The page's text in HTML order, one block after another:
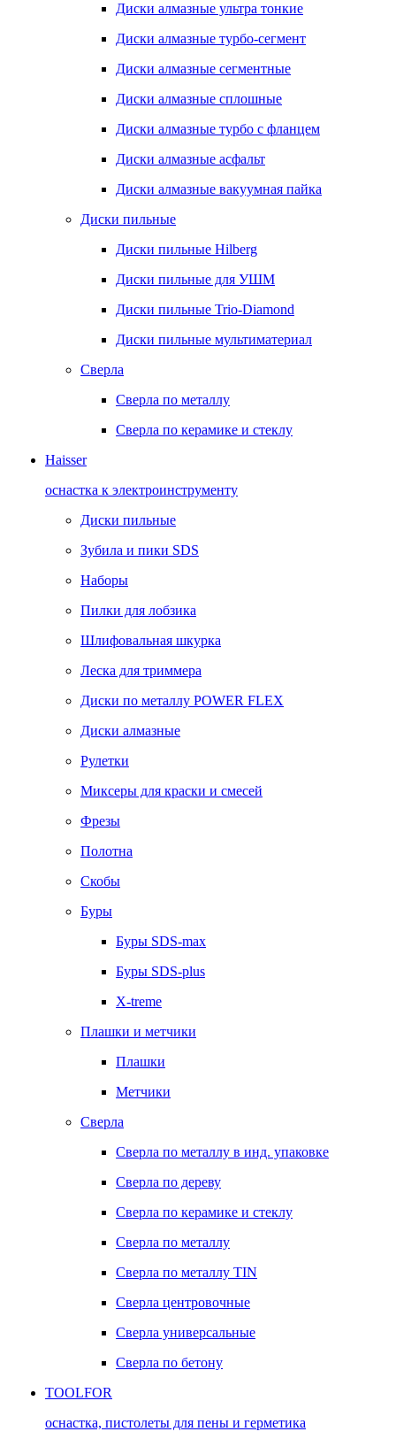
Диски алмазные ультра тонкие
Диски алмазные турбо-сегмент
Диски алмазные сегментные
Диски алмазные сплошные
Диски алмазные турбо с фланцем
Диски алмазные асфальт
Диски алмазные вакуумная пайка
Диски пильные
Диски пильные Hilberg
Диски пильные для УШМ
Диски пильные Trio-Diamond
Диски пильные мультиматериал
Сверла
Сверла по металлу
Сверла по керамике и стеклу
Haisser
оснастка к электроинструменту
Диски пильные
Зубила и пики SDS
Наборы
Пилки для лобзика
Шлифовальная шкурка
Леска для триммера
Диски по металлу POWER FLEX
Диски алмазные
Рулетки
Миксеры для краски и смесей
Фрезы
Полотна
Скобы
Буры
Буры SDS-max
Буры SDS-plus
X-treme
Плашки и метчики
Плашки
Метчики
Сверла
Сверла по металлу в инд. упаковке
Сверла по дереву
Сверла по керамике и стеклу
Сверла по металлу
Сверла по металлу TIN
Сверла центровочные
Сверла универсальные
Сверла по бетону
TOOLFOR
оснастка, пистолеты для пены и герметика